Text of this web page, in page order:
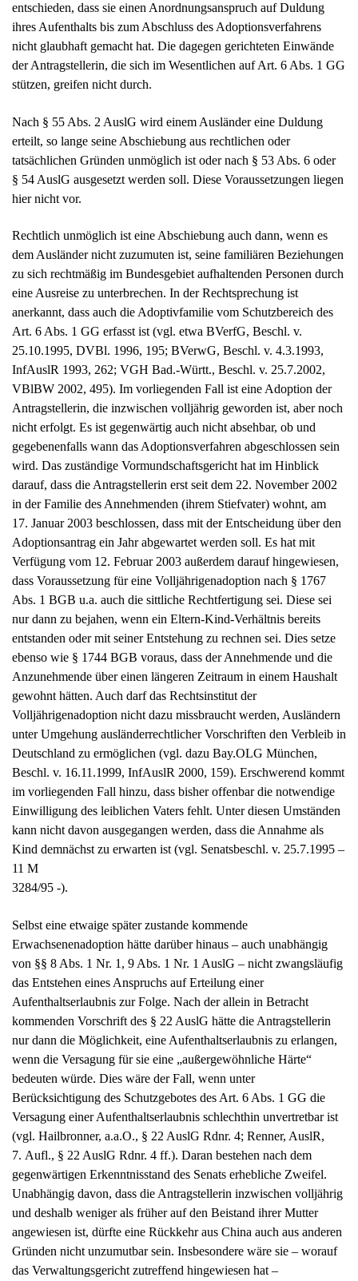
entschieden, dass sie einen Anordnungsanspruch auf Duldung
ihres Aufenthalts bis zum Abschluss des Adoptionsverfahrens
nicht glaubhaft gemacht hat. Die dagegen gerichteten Einwände
der Antragstellerin, die sich im Wesentlichen auf Art. 6 Abs. 1 GG
stützen, greifen nicht durch.
Nach § 55 Abs. 2 AuslG wird einem Ausländer eine Duldung
erteilt, so lange seine Abschiebung aus rechtlichen oder
tatsächlichen Gründen unmöglich ist oder nach § 53 Abs. 6 oder
§ 54 AuslG ausgesetzt werden soll. Diese Voraussetzungen liegen
hier nicht vor.
Rechtlich unmöglich ist eine Abschiebung auch dann, wenn es
dem Ausländer nicht zuzumuten ist, seine familiären Beziehungen
zu sich rechtmäßig im Bundesgebiet aufhaltenden Personen durch
eine Ausreise zu unterbrechen. In der Rechtsprechung ist
anerkannt, dass auch die Adoptivfamilie vom Schutzbereich des
Art. 6 Abs. 1 GG erfasst ist (vgl. etwa BVerfG, Beschl. v.
25.10.1995, DVBl. 1996, 195; BVerwG, Beschl. v. 4.3.1993,
InfAuslR 1993, 262; VGH Bad.-Württ., Beschl. v. 25.7.2002,
VBlBW 2002, 495). Im vorliegenden Fall ist eine Adoption der
Antragstellerin, die inzwischen volljährig geworden ist, aber noch
nicht erfolgt. Es ist gegenwärtig auch nicht absehbar, ob und
gegebenenfalls wann das Adoptionsverfahren abgeschlossen sein
wird. Das zuständige Vormundschaftsgericht hat im Hinblick
darauf, dass die Antragstellerin erst seit dem 22. November 2002
in der Familie des Annehmenden (ihrem Stiefvater) wohnt, am
17. Januar 2003 beschlossen, dass mit der Entscheidung über den
Adoptionsantrag ein Jahr abgewartet werden soll. Es hat mit
Verfügung vom 12. Februar 2003 außerdem darauf hingewiesen,
dass Voraussetzung für eine Volljährigenadoption nach § 1767
Abs. 1 BGB u.a. auch die sittliche Rechtfertigung sei. Diese sei
nur dann zu bejahen, wenn ein Eltern-Kind-Verhältnis bereits
entstanden oder mit seiner Entstehung zu rechnen sei. Dies setze
ebenso wie § 1744 BGB voraus, dass der Annehmende und die
Anzunehmende über einen längeren Zeitraum in einem Haushalt
gewohnt hätten. Auch darf das Rechtsinstitut der
Volljährigenadoption nicht dazu missbraucht werden, Ausländern
unter Umgehung ausländerrechtlicher Vorschriften den Verbleib in
Deutschland zu ermöglichen (vgl. dazu Bay.OLG München,
Beschl. v. 16.11.1999, InfAuslR 2000, 159). Erschwerend kommt
im vorliegenden Fall hinzu, dass bisher offenbar die notwendige
Einwilligung des leiblichen Vaters fehlt. Unter diesen Umständen
kann nicht davon ausgegangen werden, dass die Annahme als
Kind demnächst zu erwarten ist (vgl. Senatsbeschl. v. 25.7.1995 –
11 M
3284/95 -).
Selbst eine etwaige später zustande kommende
Erwachsenenadoption hätte darüber hinaus – auch unabhängig
von §§ 8 Abs. 1 Nr. 1, 9 Abs. 1 Nr. 1 AuslG – nicht zwangsläufig
das Entstehen eines Anspruchs auf Erteilung einer
Aufenthaltserlaubnis zur Folge. Nach der allein in Betracht
kommenden Vorschrift des § 22 AuslG hätte die Antragstellerin
nur dann die Möglichkeit, eine Aufenthaltserlaubnis zu erlangen,
wenn die Versagung für sie eine „außergewöhnliche Härte“
bedeuten würde. Dies wäre der Fall, wenn unter
Berücksichtigung des Schutzgebotes des Art. 6 Abs. 1 GG die
Versagung einer Aufenthaltserlaubnis schlechthin unvertretbar ist
(vgl. Hailbronner, a.a.O., § 22 AuslG Rdnr. 4; Renner, AuslR,
7. Aufl., § 22 AuslG Rdnr. 4 ff.). Daran bestehen nach dem
gegenwärtigen Erkenntnisstand des Senats erhebliche Zweifel.
Unabhängig davon, dass die Antragstellerin inzwischen volljährig
und deshalb weniger als früher auf den Beistand ihrer Mutter
angewiesen ist, dürfte eine Rückkehr aus China auch aus anderen
Gründen nicht unzumutbar sein. Insbesondere wäre sie – worauf
das Verwaltungsgericht zutreffend hingewiesen hat –